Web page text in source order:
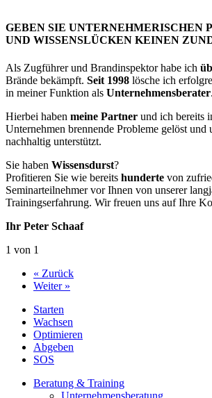
GEBEN SIE UNTERNEHMERISCHEN
UND WISSENSLÜCKEN KEINEN
Als Zugführer und Brandinspektor habe ich
Brände bekämpft. Seit 1998 lösche ich
in meiner Funktion als Unternehmensberater.
Hierbei haben meine Partner und ich bereits
Unternehmen brennende Probleme gelöst und
nachhaltig unterstützt.
Sie haben Wissensdurst?
Profitieren Sie wie bereits hunderte von
Seminarteilnehmer vor Ihnen von unserer
Trainingserfahrung. Wir freuen uns auf Ihre
Ihr Peter Schaaf
1 von 1
« Zurück
Weiter »
Starten
Wachsen
Optimieren
Abgeben
SOS
Beratung & Training
Unternehmens­beratung